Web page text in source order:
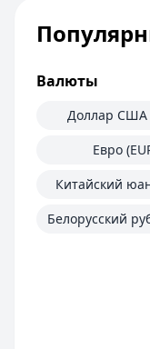
Валюты
Доллар США
Евро
Китайский
Белорусский